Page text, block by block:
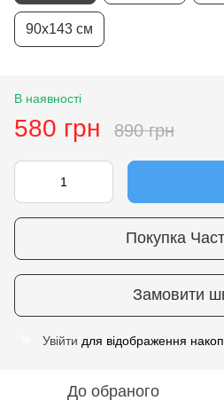
90х143 см
В наявності
580 грн 890 грн
Покупка
Замовити
Увійти для відображення
До обраного